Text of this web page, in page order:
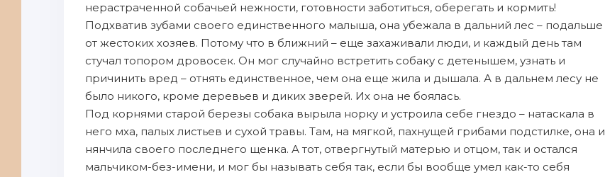
нерастраченной собачьей нежности, готовности заботиться, оберегать и кормить!
Подхватив зубами своего единственного малыша, она убежала в дальний лес – подальше
от жестоких хозяев. Потому что в ближний – еще захаживали люди, и каждый день там
стучал топором дровосек. Он мог случайно встретить собаку с детенышем, узнать и
причинить вред – отнять единственное, чем она еще жила и дышала. А в дальнем лесу не
было никого, кроме деревьев и диких зверей. Их она не боялась.
Под корнями старой березы собака вырыла норку и устроила себе гнездо – натаскала в
него мха, палых листьев и сухой травы. Там, на мягкой, пахнущей грибами подстилке, она и
нянчила своего последнего щенка. А тот, отвергнутый матерью и отцом, так и остался
мальчиком-без-имени, и мог бы называть себя так, если бы вообще умел как-то себя